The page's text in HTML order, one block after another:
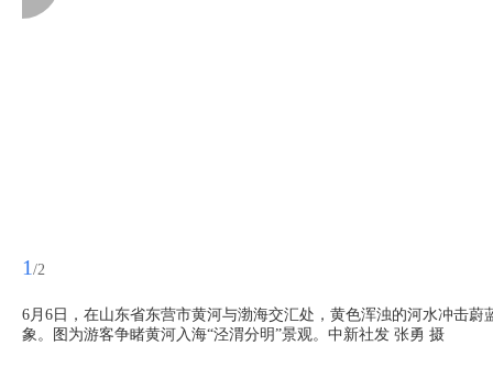
1 /2
6月6日，在山东省东营市黄河与渤海交汇处，黄色浑浊的河水冲击
象。图为游客争睹黄河入海“泾渭分明”景观。中新社发 张勇 摄